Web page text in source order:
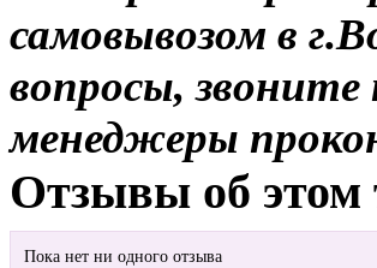
самовывозом в
вопросы,
менеджеры
Отзывы об этом
Пока нет ни одного отзыва